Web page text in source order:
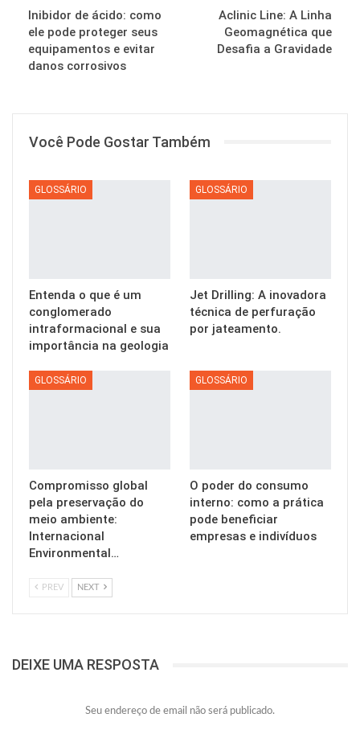
Inibidor de ácido: como
ele pode proteger seus
equipamentos e evitar
danos corrosivos
Aclinic Line: A Linha
Geomagnética que
Desafia a Gravidade
Você Pode Gostar Também
GLOSSÁRIO
Entenda o que é um
conglomerado
intraformacional e sua
importância na geologia
GLOSSÁRIO
Jet Drilling: A inovadora
técnica de perfuração
por jateamento.
GLOSSÁRIO
Compromisso global
pela preservação do
meio ambiente:
Internacional
Environmental…
GLOSSÁRIO
O poder do consumo
interno: como a prática
pode beneficiar
empresas e indivíduos
PREV NEXT
DEIXE UMA RESPOSTA
Seu endereço de email não será publicado.